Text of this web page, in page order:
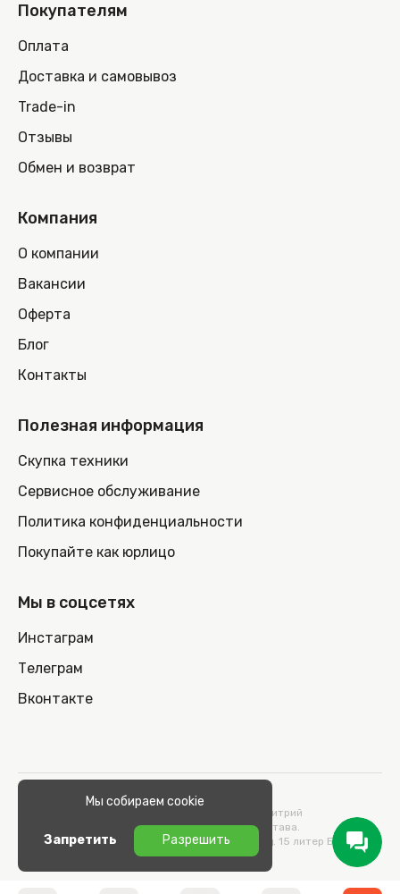
Покупателям
Оплата
Доставка и самовывоз
Trade-in
Отзывы
Обмен и возврат
Компания
О компании
Вакансии
Оферта
Блог
Контакты
Полезная информация
Скупка техники
Сервисное обслуживание
Политика конфиденциальности
Покупайте как юрлицо
Мы в соцсетях
Инстаграм
Телеграм
Вконтакте
© 2026 100nout.by,
ООО «СТОНОУТБУКОВ» Директор Метельский Дмитрий
Константинович, действующий на основании Устава.
Адрес: 220100, Беларусь, г. Минск, ул. Кульман, д. 15 литер Б 9/к.
Мы собираем cookie
Запретить Разрешить